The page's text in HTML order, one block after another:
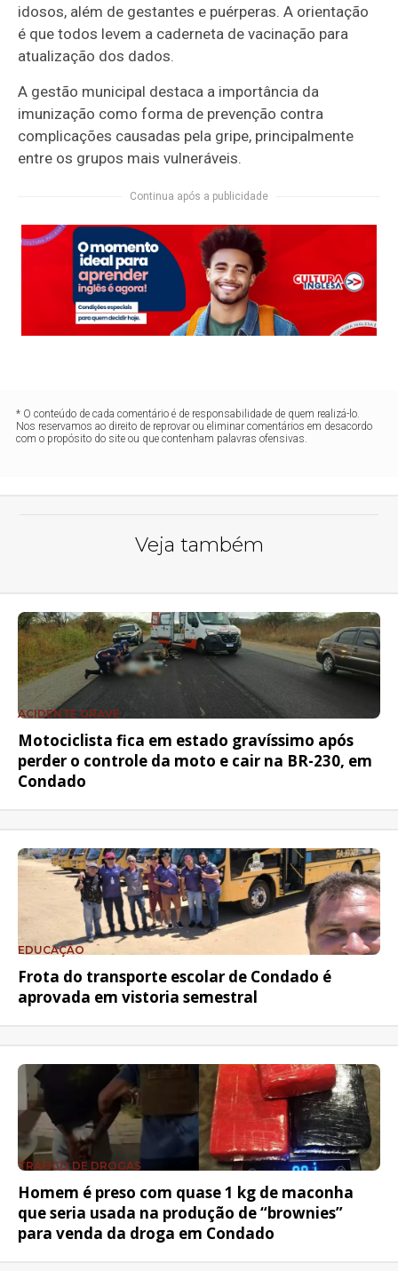
idosos, além de gestantes e puérperas. A orientação
é que todos levem a caderneta de vacinação para
atualização dos dados.
A gestão municipal destaca a importância da
imunização como forma de prevenção contra
complicações causadas pela gripe, principalmente
entre os grupos mais vulneráveis.
Continua após a publicidade
* O conteúdo de cada comentário é de responsabilidade de quem realizá-lo.
Nos reservamos ao direito de reprovar ou eliminar comentários em desacordo
com o propósito do site ou que contenham palavras ofensivas.
Veja também
ACIDENTE GRAVE
Motociclista fica em estado gravíssimo após
perder o controle da moto e cair na BR-230, em
Condado
EDUCAÇÃO
Frota do transporte escolar de Condado é
aprovada em vistoria semestral
TRÁFICO DE DROGAS
Homem é preso com quase 1 kg de maconha
que seria usada na produção de “brownies”
para venda da droga em Condado